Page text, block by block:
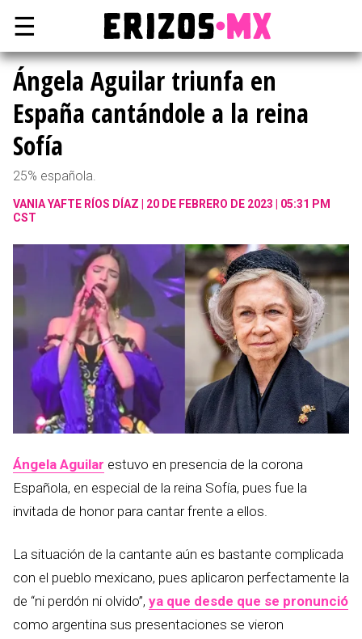
☰
Ángela Aguilar triunfa en
España cantándole a la reina
Sofía
25% española.
VANIA YAFTE RÍOS DÍAZ
20 DE FEBRERO DE 2023 | 05:31 PM
CST
Ángela Aguilar estuvo en presencia de la corona
Española, en especial de la reina Sofía, pues fue la
invitada de honor para cantar frente a ellos.
La situación de la cantante aún es bastante complicada
con el pueblo mexicano, pues aplicaron perfectamente la
de “ni perdón ni olvido”, ya que desde que se pronunció
como argentina sus presentaciones se vieron